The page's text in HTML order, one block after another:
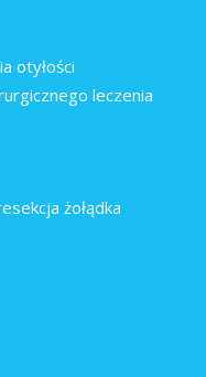
otyłości
leczenia
żołądka